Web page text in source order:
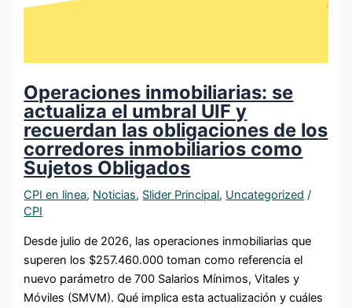
Operaciones inmobiliarias: se
actualiza el umbral UIF y
recuerdan las obligaciones de los
corredores inmobiliarios como
Sujetos Obligados
CPI en linea, Noticias, Slider Principal, Uncategorized /
CPI
Desde julio de 2026, las operaciones inmobiliarias que
superen los $257.460.000 toman como referencia el
nuevo parámetro de 700 Salarios Mínimos, Vitales y
Móviles (SMVM). Qué implica esta actualización y cuáles